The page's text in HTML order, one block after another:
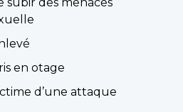
subir des menaces
en otage
d’une attaque